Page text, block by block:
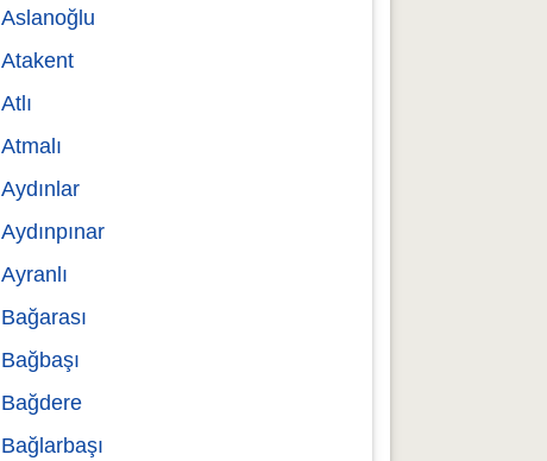
Aslanoğlu
Atakent
Atlı
Atmalı
Aydınlar
Aydınpınar
Ayranlı
Bağarası
Bağbaşı
Bağdere
Bağlarbaşı